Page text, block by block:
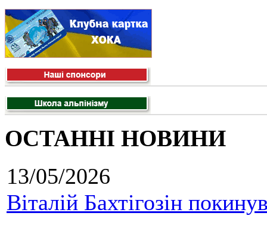
ОСТАННІ НОВИНИ
13/05/2026
Віталій Бахтігозін